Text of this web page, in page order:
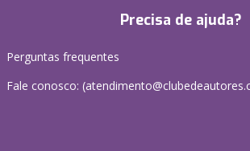
Precisa de ajuda?
Perguntas frequentes
Fale conosco: